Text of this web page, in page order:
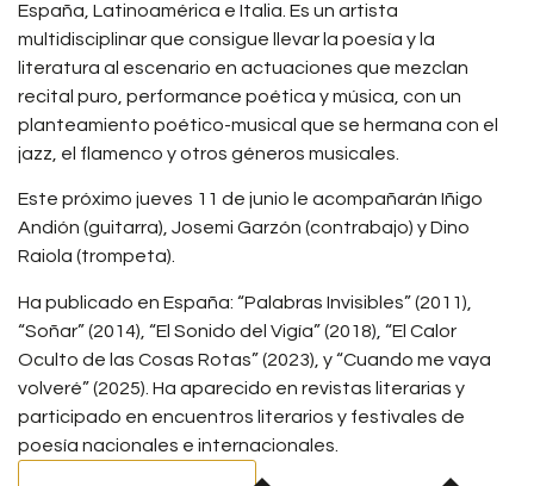
España, Latinoamérica e Italia. Es un artista
multidisciplinar que consigue llevar la poesía y la
literatura al escenario en actuaciones que mezclan
recital puro, performance poética y música, con un
planteamiento poético-musical que se hermana con el
jazz, el flamenco y otros géneros musicales.
Este próximo jueves 11 de junio le acompañarán Iñigo
Andión (guitarra), Josemi Garzón (contrabajo) y Dino
Raiola (trompeta).
Ha publicado en España: “Palabras Invisibles” (2011),
“Soñar” (2014), “El Sonido del Vigía” (2018), “El Calor
Oculto de las Cosas Rotas” (2023), y “Cuando me vaya
volveré” (2025). Ha aparecido en revistas literarias y
participado en encuentros literarios y festivales de
poesía nacionales e internacionales.